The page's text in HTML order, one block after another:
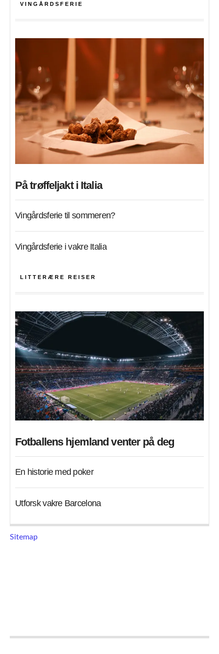
VINGÅRDSFERIE
På trøffeljakt i Italia
Vingårdsferie til sommeren?
Vingårdsferie i vakre Italia
LITTERÆRE REISER
Fotballens hjemland venter på deg
En historie med poker
Utforsk vakre Barcelona
Sitemap